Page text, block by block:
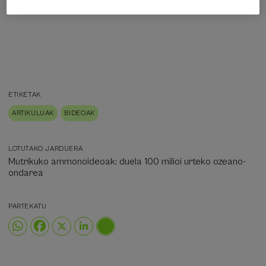
ETIKETAK
ARTIKULUAK BIDEOAK
LOTUTAKO JARDUERA
Mutrikuko ammonoideoak: duela 100 milioi urteko ozeano-
ondarea
PARTEKATU